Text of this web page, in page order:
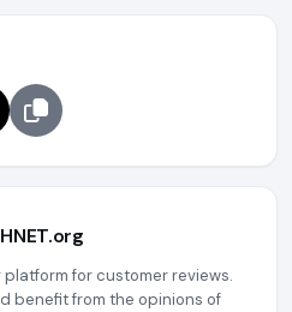
platform for customer reviews.
benefit from the opinions of